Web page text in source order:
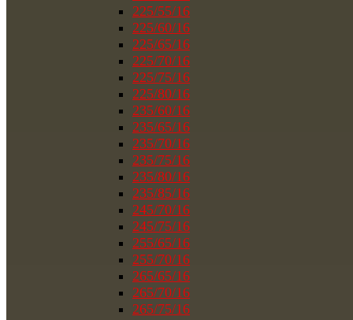
225/55/16
225/60/16
225/65/16
225/70/16
225/75/16
225/80/16
235/60/16
235/65/16
235/70/16
235/75/16
235/80/16
235/85/16
245/70/16
245/75/16
255/65/16
255/70/16
265/65/16
265/70/16
265/75/16